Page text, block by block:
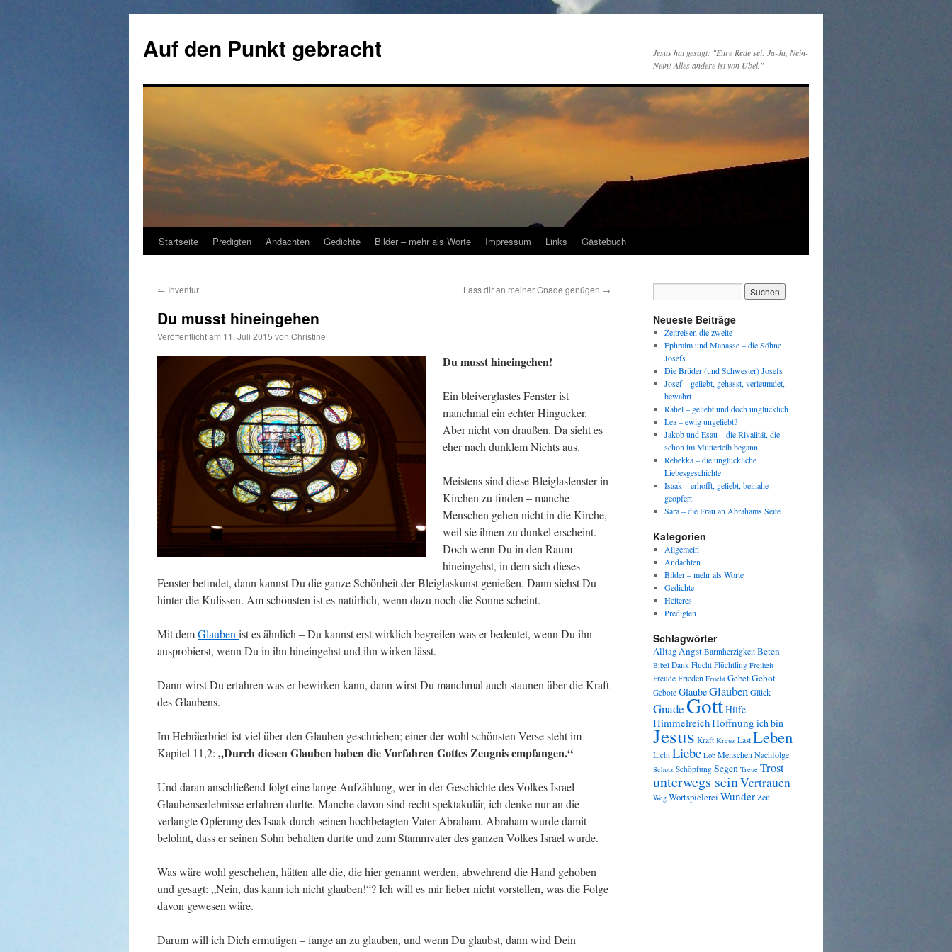
springen
Auf den Punkt gebracht
Jesus hat gesagt: "Eure Rede sei: Ja-Ja, Nein-
Nein! Alles andere ist von Übel."
Startseite Predigten Andachten Gedichte Bilder – mehr als Worte Impressum Links Gästebuch
← Inventur Lass dir an meiner Gnade genügen →
Du musst hineingehen
Veröffentlicht am 11. Juli 2015 von Christine
Du musst hineingehen!
Ein bleiverglastes Fenster ist
manchmal ein echter Hingucker.
Aber nicht von draußen. Da sieht es
eher nach dunklem Nichts aus.
Meistens sind diese Bleiglasfenster in
Kirchen zu finden – manche
Menschen gehen nicht in die Kirche,
weil sie ihnen zu dunkel erscheint.
Doch wenn Du in den Raum
hineingehst, in dem sich dieses
Fenster befindet, dann kannst Du die ganze Schönheit der Bleiglaskunst genießen. Dann siehst Du
hinter die Kulissen. Am schönsten ist es natürlich, wenn dazu noch die Sonne scheint.
Mit demGlauben ist es ähnlich – Du kannst erst wirklich begreifen was er bedeutet, wenn Du ihn
ausprobierst, wenn Du in ihn hineingehst und ihn wirken lässt.
Dann wirst Du erfahren was er bewirken kann, dann wirst Du manchmal auch staunen über die Kraft
des Glaubens.
Im Hebräerbrief ist viel über den Glauben geschrieben; einer der wohl schönsten Verse steht im
Kapitel 11,2: „Durch diesen Glauben haben die Vorfahren Gottes Zeugnis empfangen.“
Und daran anschließend folgt eine lange Aufzählung, wer in der Geschichte des Volkes Israel
Glaubenserlebnisse erfahren durfte. Manche davon sind recht spektakulär, ich denke nur an die
verlangte Opferung des Isaak durch seinen hochbetagten Vater Abraham. Abraham wurde damit
belohnt, dass er seinen Sohn behalten durfte und zum Stammvater des ganzen Volkes Israel wurde.
Was wäre wohl geschehen, hätten alle die, die hier genannt werden, abwehrend die Hand gehoben
und gesagt: „Nein, das kann ich nicht glauben!“? Ich will es mir lieber nicht vorstellen, was die Folge
davon gewesen wäre.
Darum will ich Dich ermutigen – fange an zu glauben, und wenn Du glaubst, dann wird Dein
Neueste Beiträge
Zeitreisen die zweite
Ephraim und Manasse – die Söhne
Josefs
Die Brüder (und Schwester) Josefs
Josef – geliebt, gehasst, verleumdet,
bewahrt
Rahel – geliebt und doch unglücklich
Lea – ewig ungeliebt?
Jakob und Esau – die Rivalität, die
schon im Mutterleib begann
Rebekka – die unglückliche
Liebesgeschichte
Isaak – erhofft, geliebt, beinahe
geopfert
Sara – die Frau an Abrahams Seite
Kategorien
Allgemein
Andachten
Bilder – mehr als Worte
Gedichte
Heiteres
Predigten
Schlagwörter
AlltagAngst Barmherzigkeit Beten
Bibel Dank Flucht Flüchtling Freiheit
Freude Frieden Frucht GebetGebot
Gebote GlaubeGlaubenGlück
GnadeGottHilfe
HimmelreichHoffnung ich bin
Jesus Kraft Kreuz Last Leben
Licht Liebe Lob MenschenNachfolge
Schutz Schöpfung Segen Treue Trost
unterwegs seinVertrauen
Weg Wortspielerei WunderZeit